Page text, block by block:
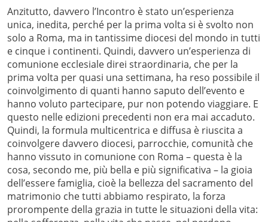
Anzitutto, davvero l’Incontro è stato un’esperienza
unica, inedita, perché per la prima volta si è svolto non
solo a Roma, ma in tantissime diocesi del mondo in tutti
e cinque i continenti. Quindi, davvero un’esperienza di
comunione ecclesiale direi straordinaria, che per la
prima volta per quasi una settimana, ha reso possibile il
coinvolgimento di quanti hanno saputo dell’evento e
hanno voluto partecipare, pur non potendo viaggiare. E
questo nelle edizioni precedenti non era mai accaduto.
Quindi, la formula multicentrica e diffusa è riuscita a
coinvolgere davvero diocesi, parrocchie, comunità che
hanno vissuto in comunione con Roma – questa è la
cosa, secondo me, più bella e più significativa – la gioia
dell’essere famiglia, cioè la bellezza del sacramento del
matrimonio che tutti abbiamo respirato, la forza
prorompente della grazia in tutte le situazioni della vita: